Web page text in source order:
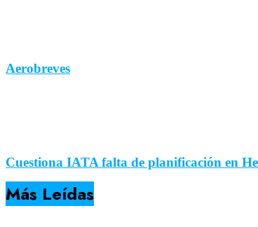
Aerobreves
Cuestiona IATA falta de planificación en
Más Leídas